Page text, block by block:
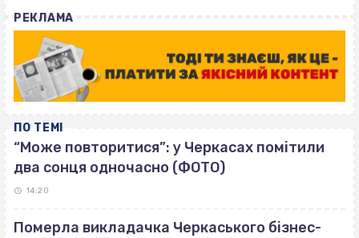
РЕКЛАМА
ПО ТЕМІ
“Може повторитися”: у Черкасах помітили
два сонця одночасно (ФОТО)
14:20
Померла викладачка Черкаського бізнес-